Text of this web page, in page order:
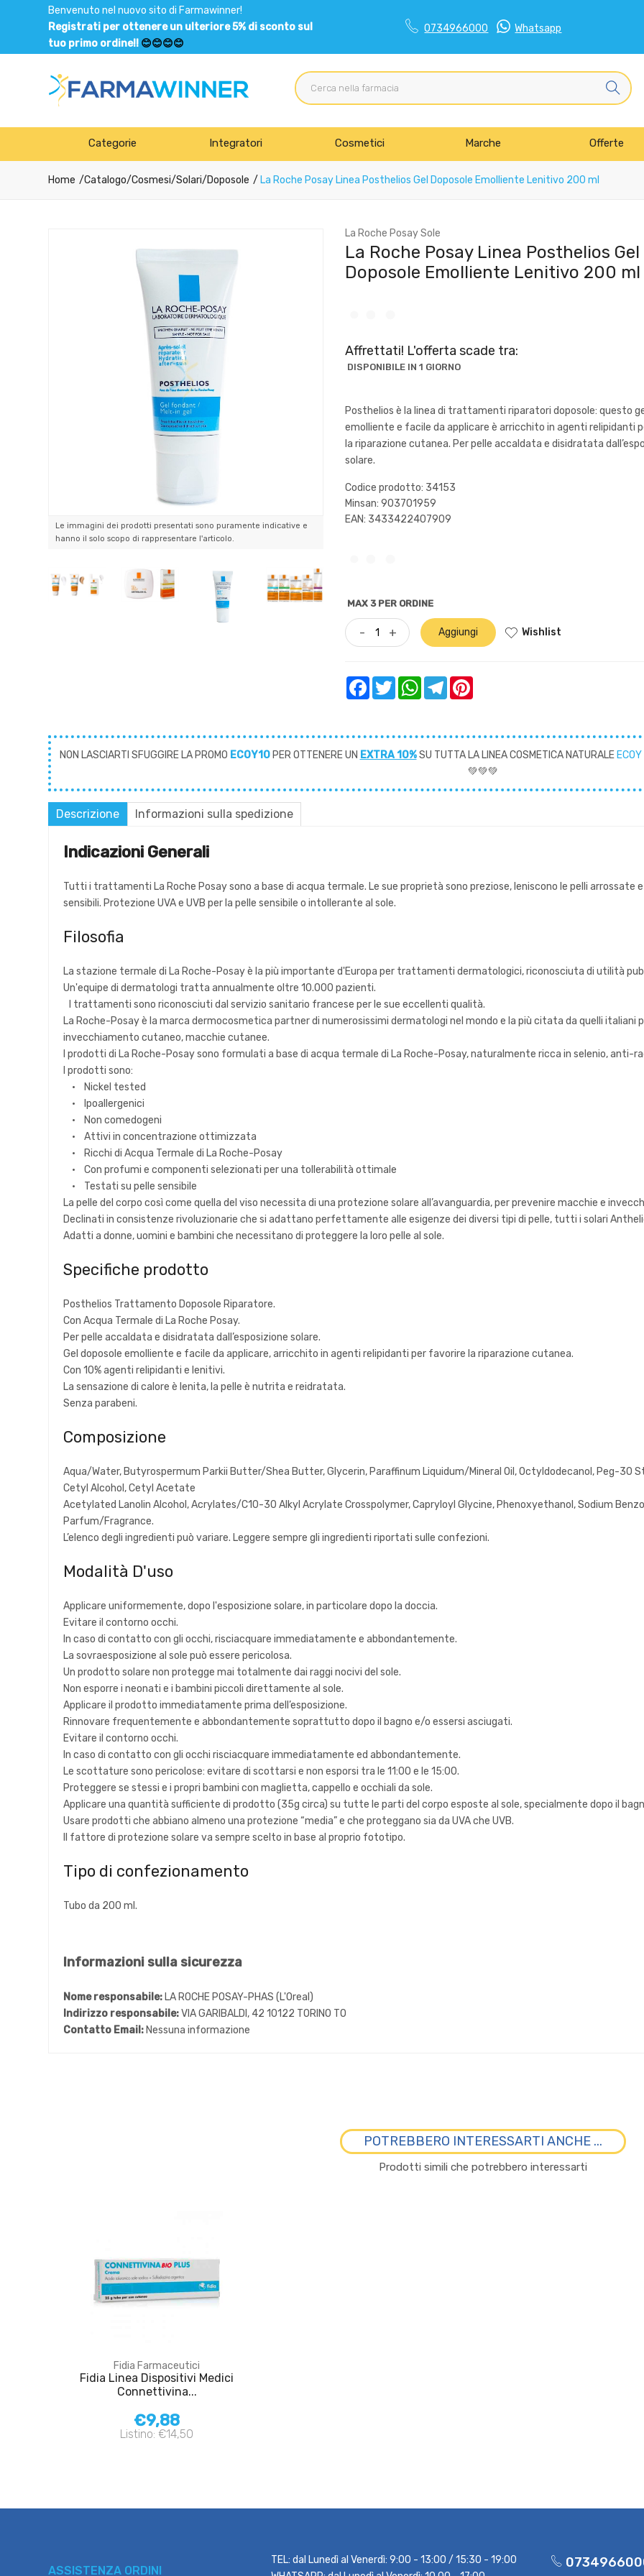
Benvenuto nel nuovo sito di Farmawinner!
Registrati per ottenere un ulteriore 5% di sconto sul
tuo primo ordine!! 😊😊😊😊
0734966000 Whatsapp
Categorie Integratori Cosmetici Marche Offerte
Home Catalogo/Cosmesi/Solari/Doposole La Roche Posay Linea Posthelios Gel Doposole Emolliente Lenitivo 200 ml
Le immagini dei prodotti presentati sono puramente indicative e
hanno il solo scopo di rappresentare l'articolo.
La Roche Posay Sole
La Roche Posay Linea Posthelios Gel
Doposole Emolliente Lenitivo 200 ml
Affrettati! L'offerta scade tra:
DISPONIBILE IN 1 GIORNO
Posthelios è la linea di trattamenti riparatori doposole: questo
emolliente e facile da applicare è arricchito in agenti relipidanti
la riparazione cutanea. Per pelle accaldata e disidratata
solare.
Codice prodotto: 34153
Minsan:903701959
EAN: 3433422407909
MAX 3 PER ORDINE
- + Aggiungi Wishlist
FacebookTwitter WhatsAppTelegram
NON LASCIARTI SFUGGIRE LA PROMO ECOY10PER OTTENERE UN EXTRA 10%SU TUTTA LA LINEA COSMETICA NATURALE ECOY
💚💚💚
Descrizione Informazioni sulla spedizione
Indicazioni Generali
Tutti i trattamenti La Roche Posay sono a base di acqua termale. Le sue proprietà sono preziose, leniscono le pelli arrossate
sensibili. Protezione UVA e UVB per la pelle sensibile o intollerante al sole.
Filosofia
La stazione termale di La Roche-Posay è la più importante d'Europa per trattamenti dermatologici, riconosciuta di utilità
Un'equipe di dermatologi tratta annualmente oltre 10.000 pazienti.
I trattamenti sono riconosciuti dal servizio sanitario francese per le sue eccellenti qualità.
La Roche-Posay è la marca dermocosmetica partner di numerosissimi dermatologi nel mondo e la più citata da quelli
invecchiamento cutaneo, macchie cutanee.
I prodotti di La Roche-Posay sono formulati a base di acqua termale di La Roche-Posay, naturalmente ricca in selenio, anti-
I prodotti sono:
• Nickel tested
• Ipoallergenici
• Non comedogeni
• Attivi in concentrazione ottimizzata
• Ricchi di Acqua Termale di La Roche-Posay
• Con profumi e componenti selezionati per una tollerabilità ottimale
• Testati su pelle sensibile
La pelle del corpo così come quella del viso necessita di una protezione solare all’avanguardia, per prevenire macchie e
Declinati in consistenze rivoluzionarie che si adattano perfettamente alle esigenze dei diversi tipi di pelle, tutti i solari
Adatti a donne, uomini e bambini che necessitano di proteggere la loro pelle al sole.
Specifiche prodotto
Posthelios Trattamento Doposole Riparatore.
Con Acqua Termale di La Roche Posay.
Per pelle accaldata e disidratata dall’esposizione solare.
Gel doposole emolliente e facile da applicare, arricchito in agenti relipidanti per favorire la riparazione cutanea.
Con 10% agenti relipidanti e lenitivi.
La sensazione di calore è lenita, la pelle è nutrita e reidratata.
Senza parabeni.
Composizione
Aqua/Water, Butyrospermum Parkii Butter/Shea Butter, Glycerin, Paraffinum Liquidum/Mineral Oil, Octyldodecanol, Peg-30
Cetyl Alcohol, Cetyl Acetate
Acetylated Lanolin Alcohol, Acrylates/C10-30 Alkyl Acrylate Crosspolymer, Capryloyl Glycine, Phenoxyethanol, Sodium
Parfum/Fragrance.
L’elenco degli ingredienti può variare. Leggere sempre gli ingredienti riportati sulle confezioni.
Modalità D'uso
Applicare uniformemente, dopo l'esposizione solare, in particolare dopo la doccia.
Evitare il contorno occhi.
In caso di contatto con gli occhi, risciacquare immediatamente e abbondantemente.
La sovraesposizione al sole può essere pericolosa.
Un prodotto solare non protegge mai totalmente dai raggi nocivi del sole.
Non esporre i neonati e i bambini piccoli direttamente al sole.
Applicare il prodotto immediatamente prima dell’esposizione.
Rinnovare frequentemente e abbondantemente soprattutto dopo il bagno e/o essersi asciugati.
Evitare il contorno occhi.
In caso di contatto con gli occhi risciacquare immediatamente ed abbondantemente.
Le scottature sono pericolose: evitare di scottarsi e non esporsi tra le 11:00 e le 15:00.
Proteggere se stessi e i propri bambini con maglietta, cappello e occhiali da sole.
Applicare una quantità sufficiente di prodotto (35g circa) su tutte le parti del corpo esposte al sole, specialmente dopo il
Usare prodotti che abbiano almeno una protezione “media” e che proteggano sia da UVA che UVB.
Il fattore di protezione solare va sempre scelto in base al proprio fototipo.
Tipo di confezionamento
Tubo da 200 ml.
Informazioni sulla sicurezza
Nome responsabile: LA ROCHE POSAY-PHAS (L'Oreal)
Indirizzo responsabile:VIA GARIBALDI, 42 10122 TORINO TO
Contatto Email: Nessuna informazione
POTREBBERO INTERESSARTI ANCHE ...
Prodotti simili che potrebbero interessarti
Fidia Farmaceutici
Fidia Linea Dispositivi Medici
Connettivina...
€9,88
Listino: €14,50
ASSISTENZA ORDINI
TEL: dal Lunedì al Venerdì: 9:00 - 13:00 / 15:30 - 19:00